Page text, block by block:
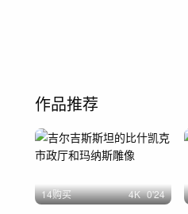
作品推荐
14购买 4K 0'24